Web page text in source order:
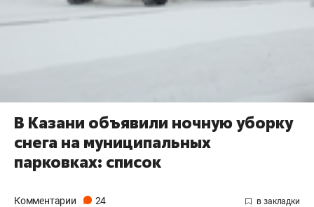
В Казани объявили ночную уборку
снега на муниципальных
парковках: список
Комментарии 24